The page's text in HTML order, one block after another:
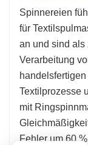
Spinnereien
für
an und sind als
Verarbeitung
Textilprozesse
mit
Fehler um 60